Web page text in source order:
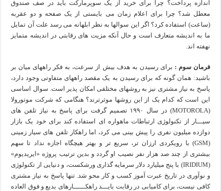
اندازه پرداخت؟ چرا برای خرید از یک سوپرمارکت باید در صف صندوق
معطل شد؟ چرا برای اعلام زمان می بایستی از یک صفحه و دو عقربه
(ساعت) استفاده کرد؟ اگر این سوالها به نظر ابلهانه می رسد علت آن تمایل
ما به اندیشه متعارف است و حال آنکه مزیت های رقابتی در اندیشه متمایز
نهفته اند.
فرمان سوم : برای رسیدن به هدف بیش از سرعت، به فکر راههای میان بر
باشید: همان گونه که برای رسیدن به یک مقصد راههای متفاوتی وجود دارد،
پاسخ به نیاز مشتری نیز به روشهای مختلفی امکان پذیر است. سوال اساسی
این است که کدام یک از این روشها موثرترند؟ هنگامی که شرکت موتورولا
(MOTOROLA) در سال ۱۹۹۰ تصمیم گرفت برای پاسخ به نیاز تلفن های
سیـــار از تکنولوژی ارتباطات ماهواره ای استفاده کند برای خود یک بازار
دوازده میلیون نفری را پیش بینی می کرد، اما راهکار تلفن های سیار زمینی
(GSM) با رویکردی ارزان تر، سریع تر و بهتر هیچگاه اجازه نداد تا سهم
بیشتری از چند صد هزار نفر نصیب او گردد و بدین ترتیب پروژه «ایریدیوم»
(IRIDIUM) با پنج میلیارد دلار سرمایه گذاری ورشکست، و دنیایی از تکنولوژی
و نوآوری در تاریخ عبرت آموز کسب و کار محو شد. تنها پاسخ به نیاز مشتری
کافی نیست، برای کامیابی در رقابت بایـــد راهکــــــارهای بدیع و فوق العاده